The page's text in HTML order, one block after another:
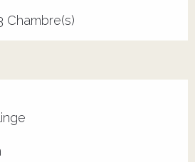
Chambre(s)